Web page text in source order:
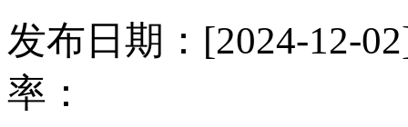
发布日期：[2024-12-
率：